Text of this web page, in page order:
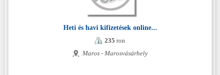
Heti és havi kifizetések online...
235 ron
Maros - Marosvásárhely